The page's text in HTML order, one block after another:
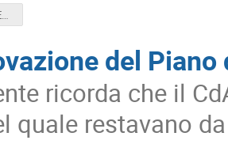
ACTIONS-SETTEMBRE-V3.xlsx
del
ricorda che il
quale restavano